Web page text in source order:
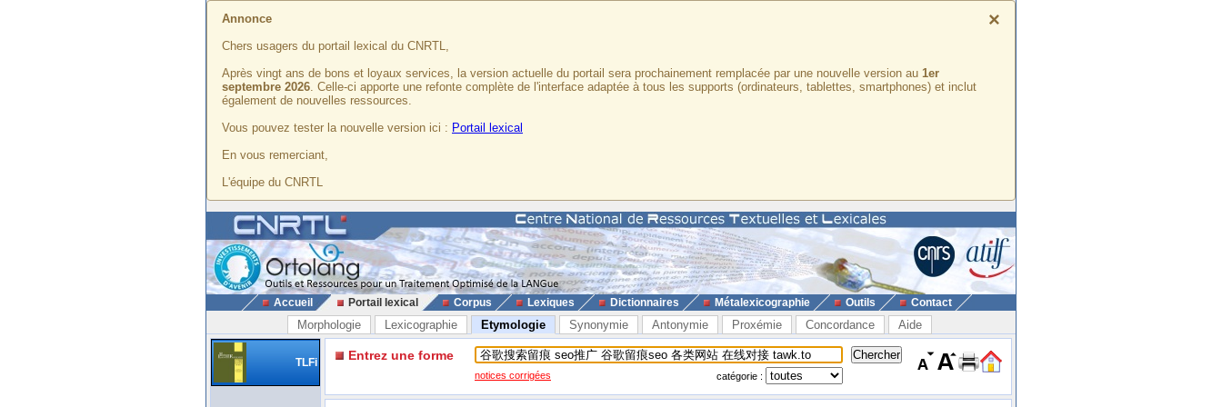
×
Annonce
Chers usagers du portail lexical du CNRTL,
Après vingt ans de bons et loyaux services, la version actuelle du portail sera prochainement remplacée par une nouvelle version au 1er
septembre 2026. Celle-ci apporte une refonte complète de l'interface adaptée à tous les supports (ordinateurs, tablettes, smartphones) et inclut
également de nouvelles ressources.
Vous pouvez tester la nouvelle version ici : Portail lexical
En vous remerciant,
L'équipe du CNRTL
Accueil Portail lexical Corpus Lexiques Dictionnaires Métalexicographie Outils Contact
Morphologie Lexicographie Etymologie Synonymie Antonymie Proxémie Concordance Aide
TLFi Entrez une forme
notices corrigées catégorie :